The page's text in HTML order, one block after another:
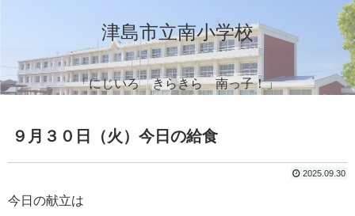
津島市立南小学校
「にじいろ きらきら 南っ子！」
９月３０日（火）今日の給食
2025.09.30
今日の献立は